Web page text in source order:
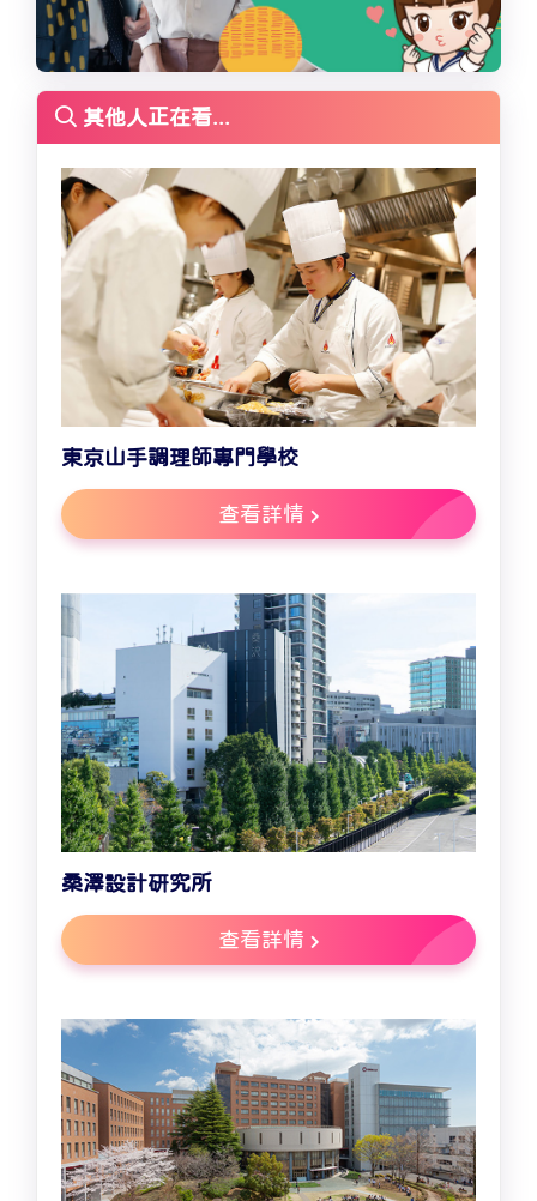
其他人正在看...
東京山手調理師專門學校
查看詳情
桑澤設計研究所
查看詳情